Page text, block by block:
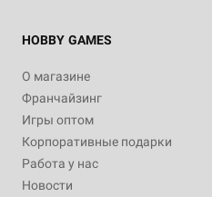
HOBBY GAMES
О магазине
Франчайзинг
Игры оптом
Корпоративные подарки
Работа у нас
Новости